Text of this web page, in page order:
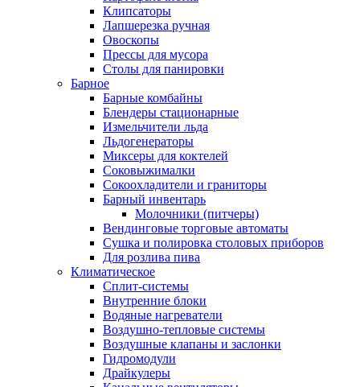
Клипсаторы
Лапшерезка ручная
Овоскопы
Прессы для мусора
Столы для панировки
Барное
Барные комбайны
Блендеры стационарные
Измельчители льда
Льдогенераторы
Миксеры для коктелей
Соковыжималки
Сокоохладители и граниторы
Барный инвентарь
Молочники (питчеры)
Вендинговые торговые автоматы
Сушка и полировка столовых приборов
Для розлива пива
Климатическое
Сплит-системы
Внутренние блоки
Водяные нагреватели
Воздушно-тепловые системы
Воздушные клапаны и заслонки
Гидромодули
Драйкулеры